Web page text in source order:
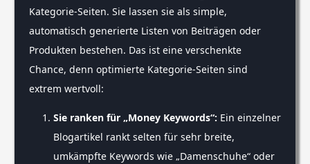
Kategorie-Seiten. Sie lassen sie als simple,
automatisch generierte Listen von Beiträgen oder
Produkten bestehen. Das ist eine verschenkte
Chance, denn optimierte Kategorie-Seiten sind
extrem wertvoll:
Sie ranken für „Money Keywords“: Ein einzelner
Blogartikel rankt selten für sehr breite,
umkämpfte Keywords wie „Damenschuhe“ oder